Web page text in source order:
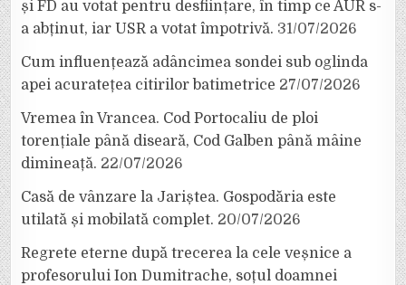
și FD au votat pentru desființare, în timp ce AUR s-
a abținut, iar USR a votat împotrivă. 31/07/2026
Cum influențează adâncimea sondei sub oglinda
apei acuratețea citirilor batimetrice 27/07/2026
Vremea în Vrancea. Cod Portocaliu de ploi
torențiale până diseară, Cod Galben până mâine
dimineață. 22/07/2026
Casă de vânzare la Jariștea. Gospodăria este
utilată și mobilată complet. 20/07/2026
Regrete eterne după trecerea la cele veșnice a
profesorului Ion Dumitrache, soțul doamnei